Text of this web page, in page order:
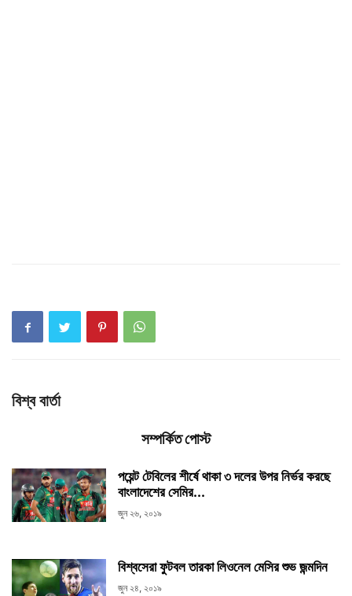
বিশ্ব বার্তা
সম্পর্কিত পোস্ট
পয়েন্ট টেবিলের শীর্ষে থাকা ৩ দলের উপর নির্ভর করছে
বাংলাদেশের সেমির...
জুন ২৬, ২০১৯
বিশ্বসেরা ফুটবল তারকা লিওনেল মেসির শুভ জন্মদিন
জুন ২৪, ২০১৯